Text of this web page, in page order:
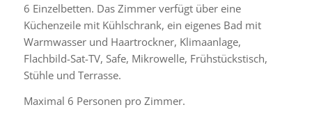
6 Einzelbetten. Das Zimmer verfügt über eine
Küchenzeile mit Kühlschrank, ein eigenes Bad mit
Warmwasser und Haartrockner, Klimaanlage,
Flachbild-Sat-TV, Safe, Mikrowelle, Frühstückstisch,
Stühle und Terrasse.
Maximal 6 Personen pro Zimmer.